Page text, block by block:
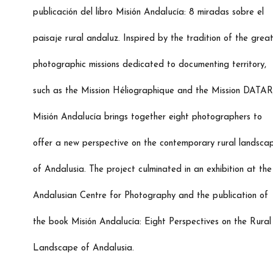
publicación del libro Misión Andalucía: 8 miradas sobre el
paisaje rural andaluz. Inspired by the tradition of the great
photographic missions dedicated to documenting territory,
such as the Mission Héliographique and the Mission
Misión Andalucía brings together eight photographers to
offer a new perspective on the contemporary rural
of Andalusia. The project culminated in an exhibition at the
Andalusian Centre for Photography and the publication of
the book Misión Andalucía: Eight Perspectives on the Rural
Landscape of Andalusia.